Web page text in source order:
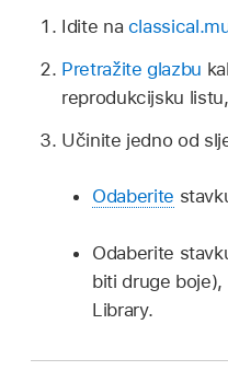
Idite na
Pretražite glazbu
reprodukcijsku
Učinite jedno od
Odaberite
Odaberite
biti druge
Library.